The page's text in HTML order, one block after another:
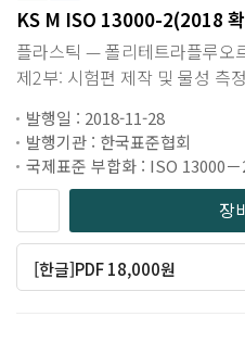
KS M ISO 13000-2(2018
플라스틱 — 폴리테트라플루오
제2부: 시험편 제작 및 물성 측정
발행일 : 2018-11-28
발행기관 : 한국표준협회
국제표준 부합화 : ISO 13000
장
[한글]PDF 18,000원